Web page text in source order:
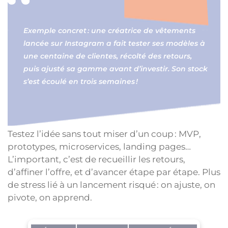
Exemple concret : une créatrice de vêtements
lancée sur Instagram a fait tester ses modèles à
une centaine de clientes, récolté des retours,
puis ajusté sa gamme avant d’investir. Son stock
s’est écoulé en trois semaines !
Testez l’idée sans tout miser d’un coup : MVP,
prototypes, microservices, landing pages…
L’important, c’est de recueillir les retours,
d’affiner l’offre, et d’avancer étape par étape. Plus
de stress lié à un lancement risqué : on ajuste, on
pivote, on apprend.